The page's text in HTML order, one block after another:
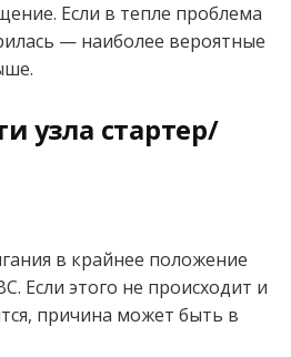
Если в тепле проблема
— наиболее вероятные
узла стартер/
в крайнее положение
Если этого не происходит и
причина может быть в